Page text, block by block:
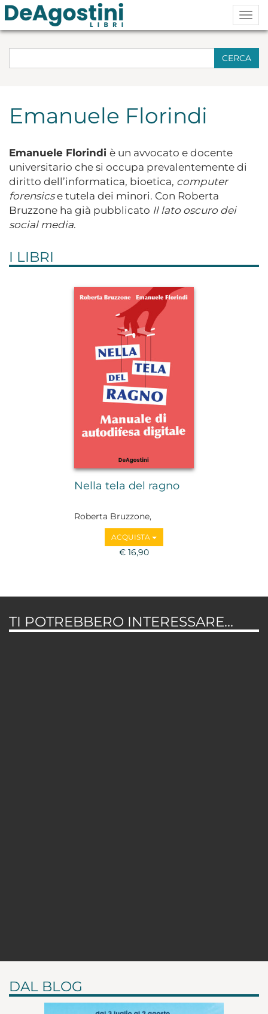
CERCA
Emanuele Florindi
Emanuele Florindi è un avvocato e docente
universitario che si occupa prevalentemente di
diritto dell’informatica, bioetica, computer
forensicse tutela dei minori. Con Roberta
Bruzzone ha già pubblicato Il lato oscuro dei
social media.
I LIBRI
Nella tela del ragno
Roberta Bruzzone,
Emanuele Florindi
ACQUISTA
€ 16,90
TI POTREBBERO INTERESSARE...
DAL BLOG